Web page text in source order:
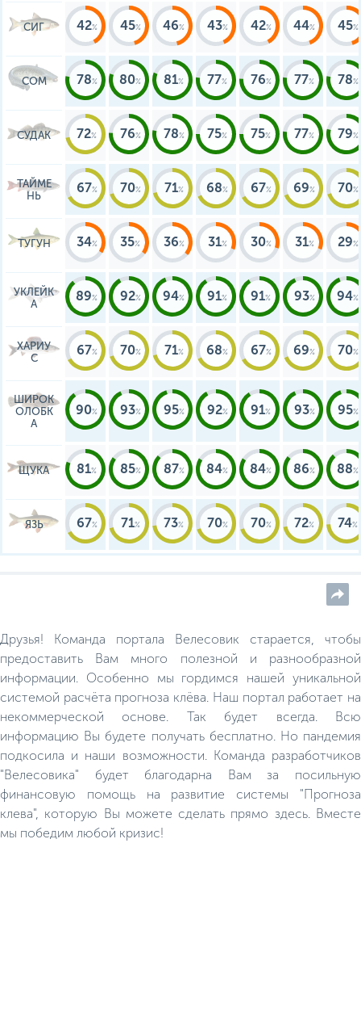
футбол. На территории
комплекса расположена баня.
СИГ 42 45 46 43 42 44 45
СОМ 78 80 81 77 76 77 78
СУДАК 72 76 78 75 75 77 79
ТАЙМЕ
НЬ
67 70 71 68 67 69 70
ТУГУН 34 35 36 31 30 31 29
УКЛЕЙК
А
89 92 94 91 91 93 94
ХАРИУ
С
67 70 71 68 67 69 70
ШИРОК
ОЛОБК
А
90 93 95 92 91 93 95
ЩУКА 81 85 87 84 84 86 88
ЯЗЬ 67 71 73 70 70 72 74
Друзья! Команда портала Велесовик старается, чтобы
предоставить Вам много полезной и разнообразной
информации. Особенно мы гордимся нашей уникальной
системой расчёта прогноза клёва. Наш портал работает на
некоммерческой основе. Так будет всегда. Всю
информацию Вы будете получать бесплатно. Но пандемия
подкосила и наши возможности. Команда разработчиков
"Велесовика" будет благодарна Вам за посильную
финансовую помощь на развитие системы "Прогноза
клева", которую Вы можете сделать прямо здесь. Вместе
мы победим любой кризис!